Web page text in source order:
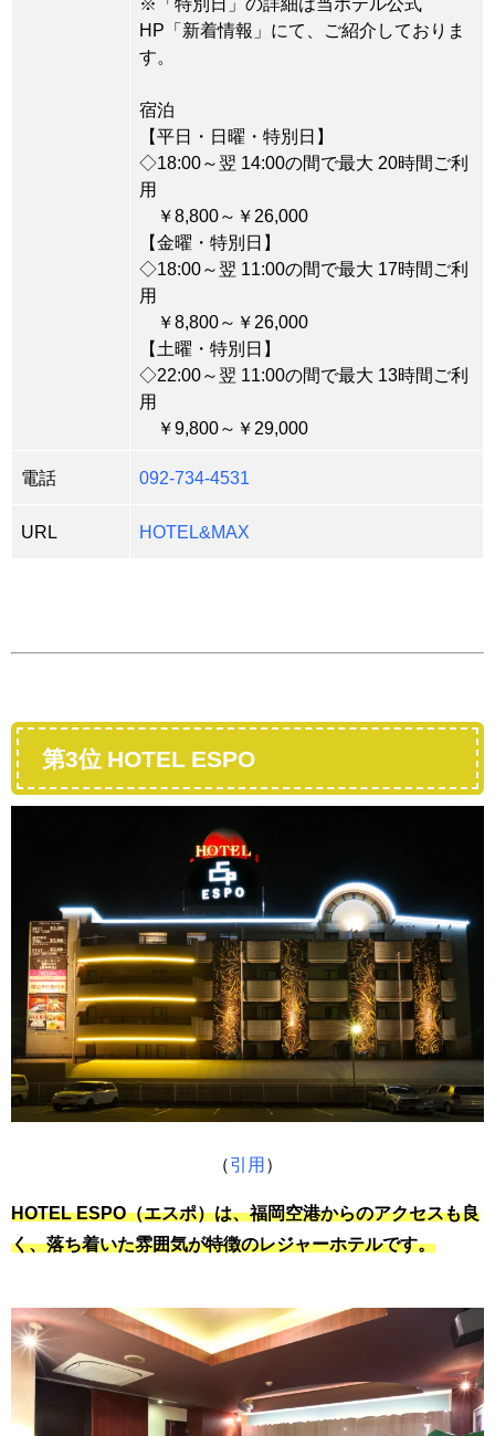
※「特別日」の詳細は当ホテル公式
HP「新着情報」にて、ご紹介しておりま
す。
宿泊
【平日・日曜・特別日】
◇18:00～翌 14:00の間で最大 20時間ご利
用
￥8,800～￥26,000
【金曜・特別日】
◇18:00～翌 11:00の間で最大 17時間ご利
用
￥8,800～￥26,000
【土曜・特別日】
◇22:00～翌 11:00の間で最大 13時間ご利
用
￥9,800～￥29,000
電話 092-734-4531
URL HOTEL&MAX
第3位 HOTEL ESPO
（引用）
HOTEL ESPO（エスポ）は、福岡空港からのアクセスも良
く、落ち着いた雰囲気が特徴のレジャーホテルです。